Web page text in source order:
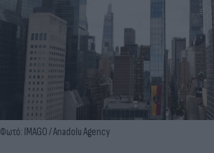
Φωτό: IMAGO / Anadolu Agency